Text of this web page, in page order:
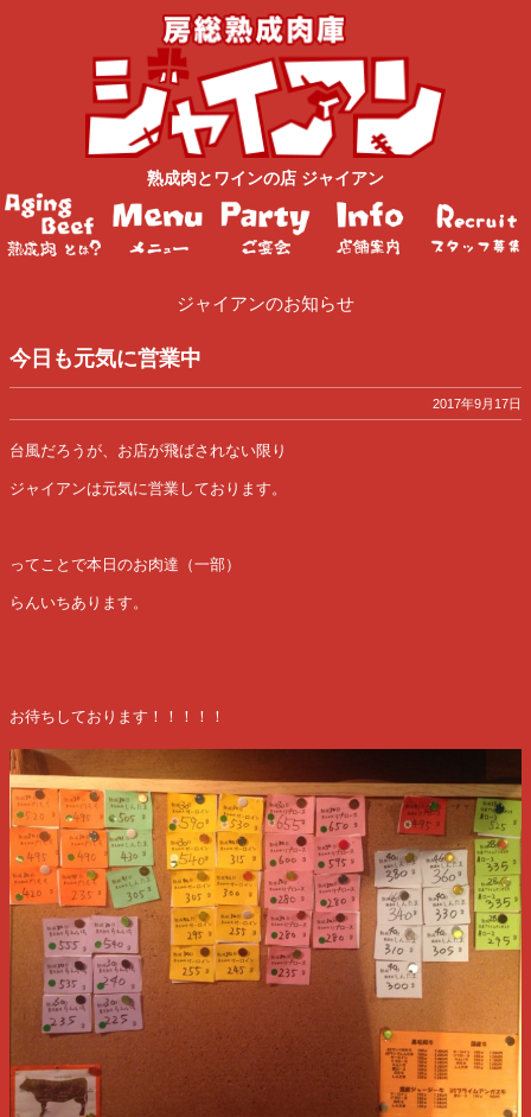
熟成肉と ワインの店 ジャイアン
ジャイアンのお知らせ
今日も元気に営業中
2017年9月17日
台風だろうが、お店が飛ばされない限り
ジャイアンは元気に営業しております。
ってことで本日のお肉達（一部）
らんいちあります。
お待ちしております！！！！！